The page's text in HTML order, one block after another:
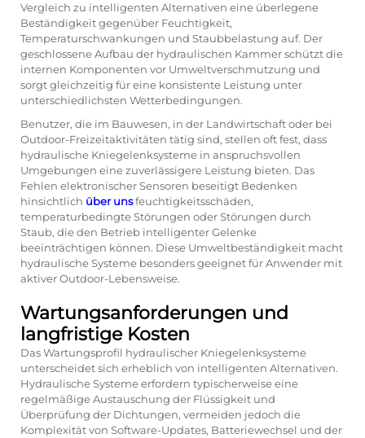
Vergleich zu intelligenten Alternativen eine überlegene
Beständigkeit gegenüber Feuchtigkeit,
Temperaturschwankungen und Staubbelastung auf. Der
geschlossene Aufbau der hydraulischen Kammer schützt die
internen Komponenten vor Umweltverschmutzung und
sorgt gleichzeitig für eine konsistente Leistung unter
unterschiedlichsten Wetterbedingungen.
Benutzer, die im Bauwesen, in der Landwirtschaft oder bei
Outdoor-Freizeitaktivitäten tätig sind, stellen oft fest, dass
hydraulische Kniegelenksysteme in anspruchsvollen
Umgebungen eine zuverlässigere Leistung bieten. Das
Fehlen elektronischer Sensoren beseitigt Bedenken
hinsichtlich über unsfeuchtigkeitsschäden,
temperaturbedingte Störungen oder Störungen durch
Staub, die den Betrieb intelligenter Gelenke
beeinträchtigen können. Diese Umweltbeständigkeit macht
hydraulische Systeme besonders geeignet für Anwender mit
aktiver Outdoor-Lebensweise.
Wartungsanforderungen und
langfristige Kosten
Das Wartungsprofil hydraulischer Kniegelenksysteme
unterscheidet sich erheblich von intelligenten Alternativen.
Hydraulische Systeme erfordern typischerweise eine
regelmäßige Austauschung der Flüssigkeit und
Überprüfung der Dichtungen, vermeiden jedoch die
Komplexität von Software-Updates, Batteriewechsel und der